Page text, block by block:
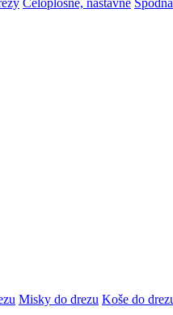
Celoplošné, nástavné
Misky do drezu Koše do